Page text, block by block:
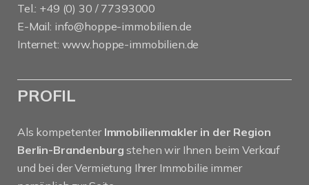
Tel.: +49 (0) 30 / 77393000
E-Mail: info@hoppe-immobilien.de
Internet: www.hoppe-immobilien.de
PROFIL
Als kompetenter Immobilienmakler in der Region
Berlin-Brandenburg stehen wir Ihnen beim Verkauf
und bei der Vermietung Ihrer Immobilie immer